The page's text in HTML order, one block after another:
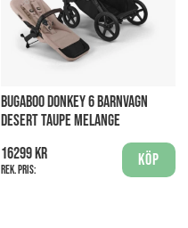
BUGABOO DONKEY 6 BARNVAGN
DESERT TAUPE MELANGE
16299 kr
Rek. pris:
Köp